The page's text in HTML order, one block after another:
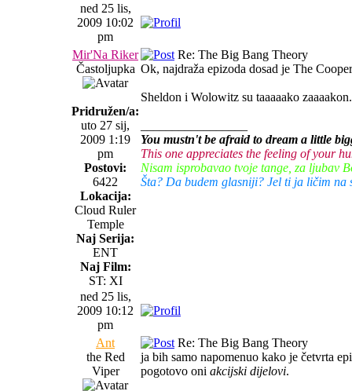
ned 25 lis,
2009 10:02
pm
Mir'Na Riker
Častoljupka
Pridružen/a:
uto 27 sij,
2009 1:19
pm
Postovi:
6422
Lokacija:
Cloud Ruler
Temple
Naj Serija:
ENT
Naj Film:
ST: XI
Re: The Big Bang Theory
Ok, najdraža epizoda dosad je The
Sheldon i Wolowitz su taaaaako
You mustn't be afraid to dream a little
This one appreciates the feeling of your
Nisam isprobavao tvoje tange, za ljubav
Šta? Da budem glasniji? Jel ti ja ličim na
ned 25 lis,
2009 10:12
pm
Ant
the Red
Viper
Re: The Big Bang Theory
ja bih samo napomenuo kako je četvrta
pogotovo oni akcijski dijelovi.